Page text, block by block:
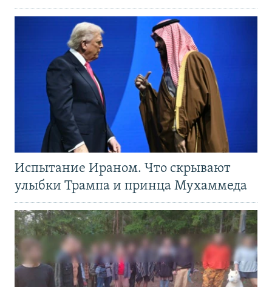
Испытание Ираном. Что скрывают
улыбки Трампа и принца Мухаммеда